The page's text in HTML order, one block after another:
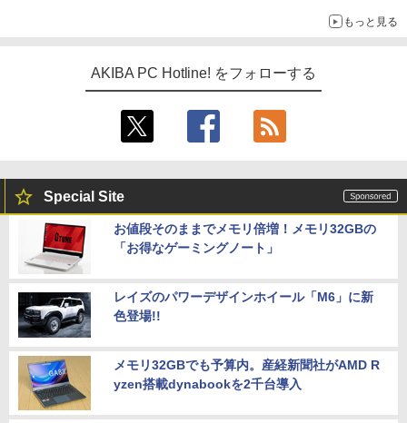
もっと見る
AKIBA PC Hotline! をフォローする
Special Site
お値段そのままでメモリ倍増！メモリ32GBの
「お得なゲーミングノート」
レイズのパワーデザインホイール「M6」に新
色登場!!
メモリ32GBでも予算内。産経新聞社がAMD R
yzen搭載dynabookを2千台導入